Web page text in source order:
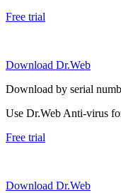
Free trial
Download Dr.Web
Download by serial
Use Dr.Web Anti-virus
Free trial
Download Dr.Web